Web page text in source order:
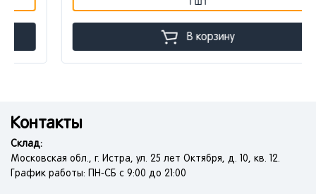
В корзину
Контакты
Склад:
Московская обл., г. Истра, ул. 25 лет Октября, д. 10, кв. 12.
График работы: ПН-СБ с 9:00 до 21:00